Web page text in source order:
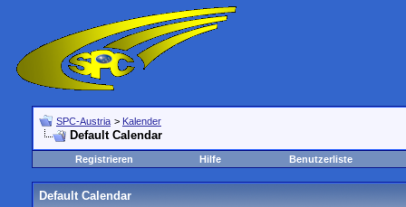
SPC-Austria > Kalender
Default Calendar
Registrieren Hilfe Benutzerliste
Default Calendar